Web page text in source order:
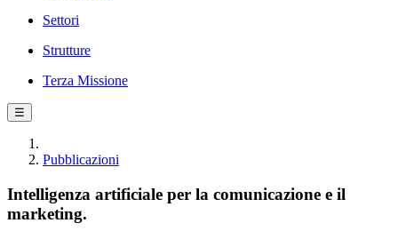
Settori
Strutture
Terza Missione
☰
Pubblicazioni
Intelligenza artificiale per la comunicazione e il
marketing.